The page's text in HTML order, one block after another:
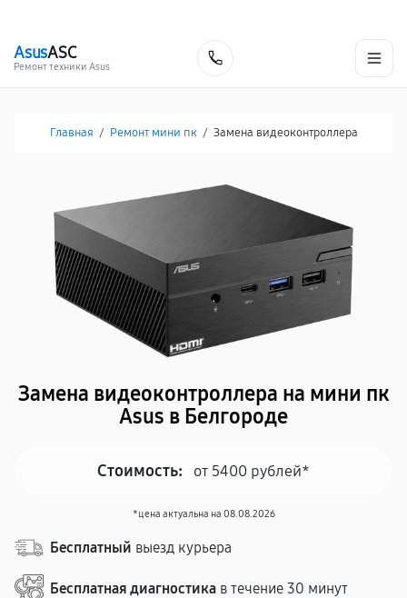
AsusASC
Ремонт техники Asus
Главная / Ремонт мини пк / Замена видеоконтроллера
Замена видеоконтроллера на мини пк
Asus в Белгороде
Стоимость: от 5400 рублей*
*цена актуальна на 08.08.2026
Бесплатный выезд курьера
Бесплатная диагностика в течение 30 минут